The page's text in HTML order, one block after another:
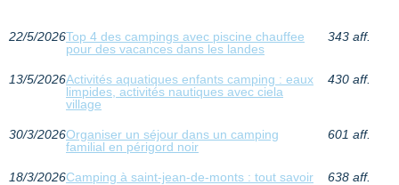
22/5/2026Top 4 des campings avec piscine chauffee
pour des vacances dans les landes
343 aff.
13/5/2026Activités aquatiques enfants camping : eaux
limpides, activités nautiques avec ciela
village
430 aff.
30/3/2026Organiser un séjour dans un camping
familial en périgord noir
601 aff.
18/3/2026Camping à saint-jean-de-monts : tout savoir 638 aff.